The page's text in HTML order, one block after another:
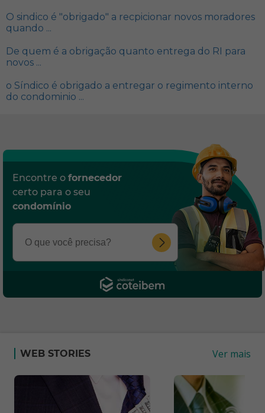
O sindico é "obrigado" a recpicionar novos moradores
quando ...
De quem é a obrigação quanto entrega do RI para
novos ...
o Síndico é obrigado a entregar o regimento interno
do condominio ...
Encontre o fornecedor
certo para o seu
condomínio
WEB STORIES Ver mais